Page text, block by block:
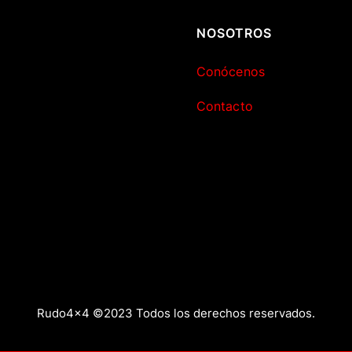
NOSOTROS
Conócenos
Contacto
Rudo4x4 ©2023 Todos los derechos reservados.